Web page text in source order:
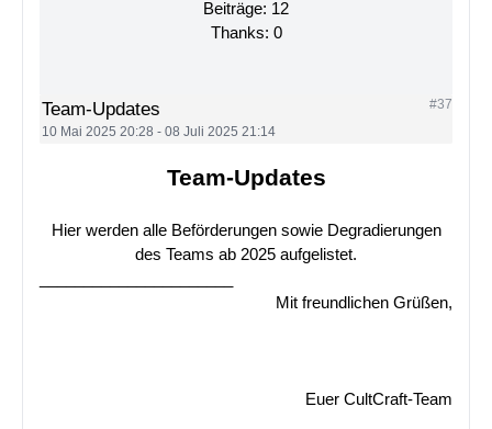
Beiträge: 12
Thanks: 0
Team-Updates
10 Mai 2025 20:28 - 08 Juli 2025 21:14
#37
Team-Updates
Hier werden alle Beförderungen sowie Degradierungen
des Teams ab 2025 aufgelistet.
Mit freundlichen Grüßen,
Euer CultCraft-Team